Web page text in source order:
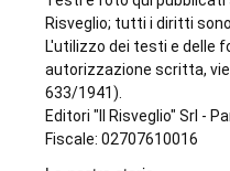
Risveglio; tutti i diritti
L'utilizzo dei testi e delle
autorizzazione scritta,
633/1941).
Editori "Il Risveglio" Srl -
Fiscale: 02707610016